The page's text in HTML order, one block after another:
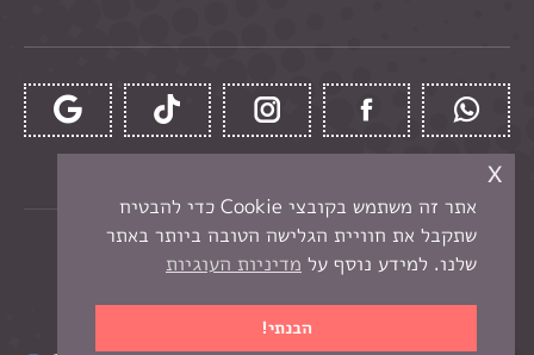
כל הזכויות שמורות לקרן -חנות יצירה בנתניה
תפריט תחתון
בניית אתר מכירות
אתר זה משתמש בקובצי Cookie כדי להבטיח
שתקבל את חוויית הגלישה הטובה ביותר באתר
שלנו. למידע נוסף על מדיניות העוגיות
הבנתי!
x